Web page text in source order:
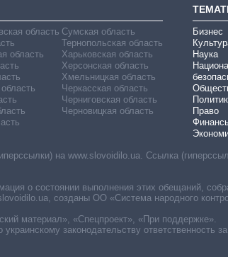
область
область
Сумская область
Тернопольская область
Харьковская область
Херсонская область
Хмельницкая область
Черкасская область
Черниговская область
Черновицкая область
Бизнес
Наука
Право
на www.slovoidilo.ua. Ссылка
о состоянии выполнения этих обещаний,
созданы ОО «Система народного
материал», «Спецпроект», «При поддержке».
законодательству ответственность